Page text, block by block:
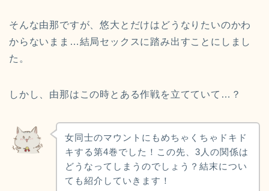
そんな由那ですが、悠大とだけはどうなりたいのかわ
からないまま…結局セックスに踏み出すことにしまし
た。
しかし、由那はこの時とある作戦を立てていて…？
女同士のマウントにもめちゃくちゃドキド
キする第4巻でした！この先、3人の関係は
どうなってしまうのでしょう？結末につい
ても紹介していきます！